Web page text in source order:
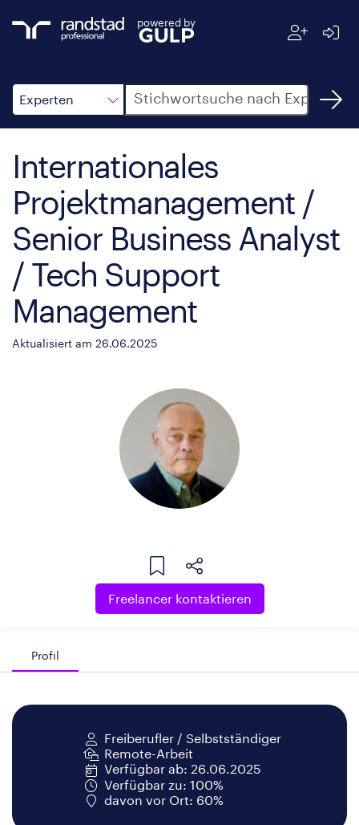
powered by
Experten
Suche
Internationales
Projektmanagement /
Senior Business Analyst
/ Tech Support
Management
Aktualisiert am 26.06.2025
Freelancer kontaktieren
Profil
Freiberufler / Selbstständiger
Remote-Arbeit
Verfügbar ab: 26.06.2025
Verfügbar zu: 100%
davon vor Ort: 60%